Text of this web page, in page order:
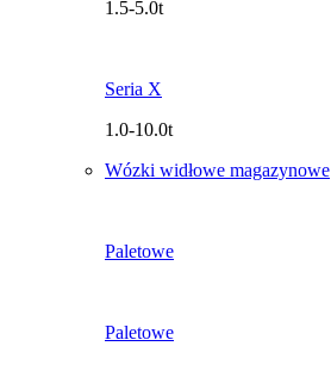
1.5-5.0t
Seria X
1.0-10.0t
Wózki widłowe magazynowe
Paletowe
Paletowe